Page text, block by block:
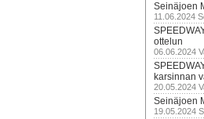
Seinäjoen
11.06.2024
ottelun
06.06.2024
karsinnan
20.05.2024
Seinäjoen
19.05.2024